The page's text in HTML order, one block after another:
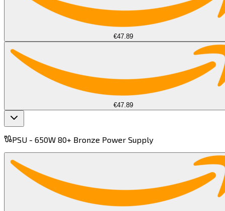
€47.89
€47.89
PSU - 650W 80+ Bronze Power Supply​​​​‌ ‍ ​‍​‍‌‍ ‌ ​‍‌‍‍‌‌‍‌ ‌‍‍‌‌‍ ‍​‍​‍​ ‍‍​‍​‍‌ ​ ‌‍​‌‌‍ ‍‌‍‍‌‌ ‌​‌ ‍‌​‍ ‍‌‍‍‌‌‍ ​‍​‍​‍ ​​‍​‍‌‍‍​‌ ​‍‌‍‌‌‌‍‌‍​‍​‍​ ‍‍​‍​‍​‍ ‌‍​‌‌‍‌​‌‍ ‌‌‍‍‌‌‍ ‍​‍ ‌‍‍‌‌‍ ‍‌ ‌​‌‍‌‌‌‍ ‍‌ ‌​​‍ ‌‍‌‌‌‍‌​‌‍‍‌‌ ‌​​‍ ‌‍ ‌‌‍ ‌‍‌​‌‍‌‌​ ‌‌ ​​‌ ​‍‌‍‌‌‌ ​ ‌‍‌‌‌‍ ‍‌ ‌​‌‍​‌‌ ‌​‌‍‍‌‌‍ ‌‍ ‍​ ‍ ‌‍‍‌‌‍‌​​ ‌​ ‌‌​ ​‍​ ‍‌​ ‍​​ ​‍‌‍‌‌​ ‌​‌‍​‍​‍ ‌​ ‌ ‌‍‌​​ ‌ ​ ‌​​‍ ‌​ ‌​​ ‍‌‌‍​‍‌‍​‍​‍ ‌​ ‍‌​ ‍​​ ​‍​ ‌​​‍ ‌‌‍​‍​ ‌​​ ​‍‌‍‌​​ ​‍‌‍​ ‌‍‌​​ ‌​​ ‌‌​ ‌‍‌‍‌‍‌‍‌​​ ‍ ‌ ‌​‌ ‍‌‌ ​​‌‍‌‌​ ‌‌‌​​‌‌​ ‌‌‌‌​ ‍ ‌ ​​‌‍​‌‌ ‌​‌‍‍​​ ‌‌‍ ‍‌‍​‌‌‍ ‌‌‍‌‌​ ‌‍​‍‌‍​‌‌ ​ ‌‍‌‌‌‌‌‌‌ ​‍‌‍ ​​ ‌​‍‌‌​ ​‍‌​‌‍‌‍​‌‌‍‌​‌‍ ‌‌‍‍‌‌‍ ‍​‍‌‍‌‍‍‌‌‍‌​​ ‌​ ‌‌​ ​‍​ ‍‌​ ‍​​ ​‍‌‍‌‌​ ‌​‌‍​‍​‍ ‌​ ‌ ‌‍‌​​ ‌ ​ ‌​​‍ ‌​ ‌​​ ‍‌‌‍​‍‌‍​‍​‍ ‌​ ‍‌​ ‍​​ ​‍​ ‌​​‍ ‌‌‍​‍​ ‌​​ ​‍‌‍‌​​ ​‍‌‍​ ‌‍‌​​ ‌​​ ‌‌​ ‌‍‌‍‌‍‌‍‌​​‍‌‍‌ ‌​‌ ‍‌‌ ​​‌‍‌‌​ ‌‌‌​​‌‌​ ‌‌‌‌​‍‌‍‌ ​​‌‍​‌‌ ‌​‌‍‍​​ ‌‌‍ ‍‌‍​‌‌‍ ‌‌‍‌‌​‍‌‍‌ ​​‌‍‌‌‌ ​‍‌ ​ ‌ ​​‌‍‌‌‌‍​ ‌ ‌​‌‍‍‌‌ ‌‍‌‍‌‌​ ‌‌ ​​‌ ‌‌‌‍​‍‌‍ ​‌‍‍‌‌ ​ ‌‍‍​‌‍‌‌‌‍‌​​‍​‍‌ ‌